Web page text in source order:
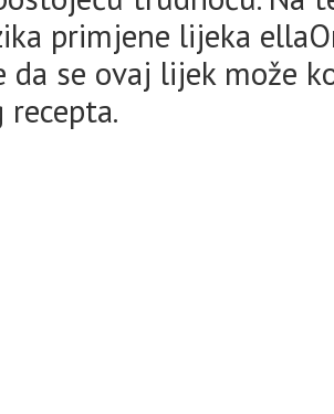
primjene lijeka
da se ovaj lijek može